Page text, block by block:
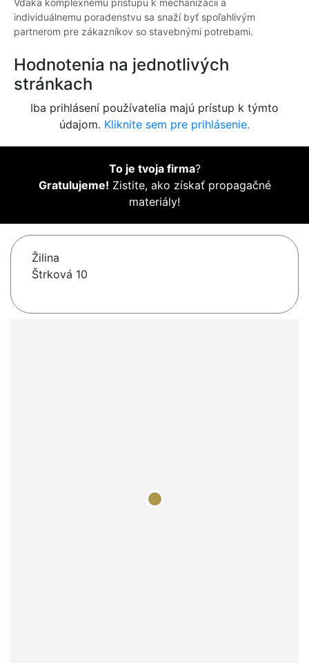
Vďaka komplexnému prístupu k mechanizácii a
individuálnemu poradenstvu sa snaží byť spoľahlivým
partnerom pre zákazníkov so stavebnými potrebami.
Hodnotenia na jednotlivých
stránkach
Iba prihlásení používatelia majú prístup k týmto
údajom. Kliknite sem pre prihlásenie.
To je tvoja firma?
Gratulujeme! Zistite, ako získať propagačné
materiály!
Žilina
Štrková 10